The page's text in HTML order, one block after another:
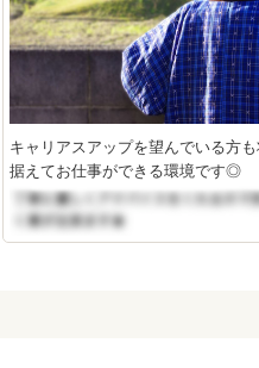
キャリアスアップを望んでいる方
据えてお仕事ができる環境です◎